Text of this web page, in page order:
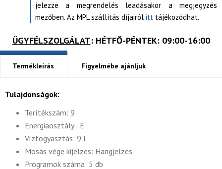
jelezze a megrendelés leadásakor a megjegyzés
mezőben. Az MPL szállítás díjairól itt tájékozódhat.
ÜGYFÉLSZOLGÁLAT: HÉTFŐ-PÉNTEK: 09:00-16:00
Termékleírás Figyelmébe ajánljuk
Tulajdonságok:
Terítékszám: 9
Energiaosztály : E
Vízfogyasztás: 9 l
Mosás vége kijelzés: Hangjelzés
Programok száma: 5 db